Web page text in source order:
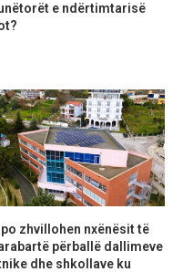
e ndërtimtarisë
po zhvillohen nxënësit të
përballë dallimeve
dhe shkollave ku